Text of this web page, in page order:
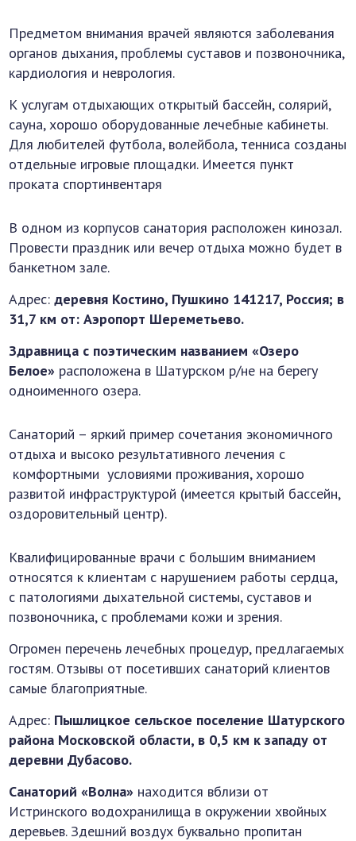
Предметом внимания врачей являются заболевания
органов дыхания, проблемы суставов и позвоночника,
кардиология и неврология.
К услугам отдыхающих открытый бассейн, солярий,
сауна, хорошо оборудованные лечебные кабинеты.
Для любителей футбола, волейбола, тенниса созданы
отдельные игровые площадки. Имеется пункт
проката спортинвентаря
В одном из корпусов санатория расположен кинозал.
Провести праздник или вечер отдыха можно будет в
банкетном зале.
Адрес:деревня Костино, Пушкино 141217, Россия; в
31,7 км от: Аэропорт Шереметьево.
Здравница с поэтическим названием «Озеро
Белое» расположена в Шатурском р/не на берегу
одноименного озера.
Санаторий – яркий пример сочетания экономичного
отдыха и высоко результативного лечения с
комфортными условиями проживания, хорошо
развитой инфраструктурой (имеется крытый бассейн,
оздоровительный центр).
Квалифицированные врачи с большим вниманием
относятся к клиентам с нарушением работы сердца,
с патологиями дыхательной системы, суставов и
позвоночника, с проблемами кожи и зрения.
Огромен перечень лечебных процедур, предлагаемых
гостям. Отзывы от посетивших санаторий клиентов
самые благоприятные.
Адрес: Пышлицкое сельское поселение Шатурского
района Московской области, в 0,5 км к западу от
деревни Дубасово.
Санаторий «Волна» находится вблизи от
Истринского водохранилища в окружении хвойных
деревьев. Здешний воздух буквально пропитан